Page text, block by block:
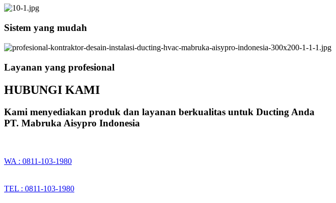
Sistem yang mudah
Layanan yang profesional
HUBUNGI KAMI
Kami menyediakan produk dan layanan berkualitas untuk Ducting Anda
PT. Mabruka Aisypro Indonesia
WA : 0811-103-1980
TEL : 0811-103-1980